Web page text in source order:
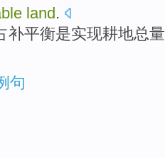
land.
补平衡是实现耕地总量
句